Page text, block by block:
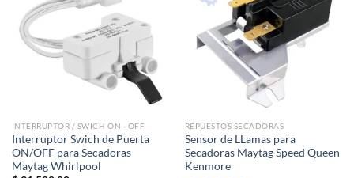
INTERRUPTOR / SWICH ON - OFF
Interruptor Swich de Puerta
ON/OFF para Secadoras
Maytag Whirlpool
REPUESTOS SECADORAS
Sensor de LLamas para
Secadoras Maytag Speed Queen
Kenmore